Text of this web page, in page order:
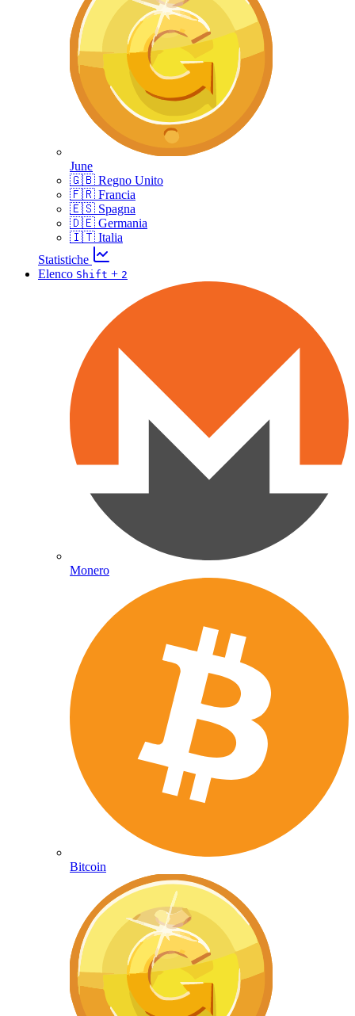
June
🇬🇧 Regno Unito
🇫🇷 Francia
🇪🇸 Spagna
🇩🇪 Germania
🇮🇹 Italia
Statistiche
Elenco Shift + 2
Monero
Bitcoin